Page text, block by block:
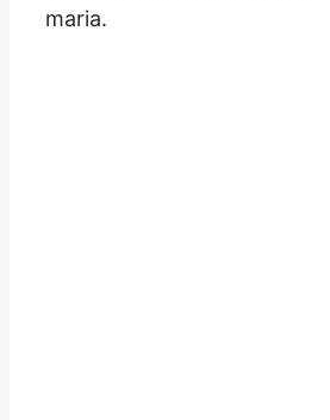
maria.